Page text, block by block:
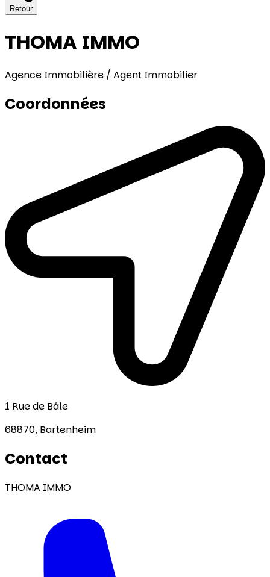
Retour
THOMA IMMO
Agence Immobilière / Agent Immobilier
Coordonnées
1 Rue de Bâle
68870, Bartenheim
Contact
THOMA IMMO